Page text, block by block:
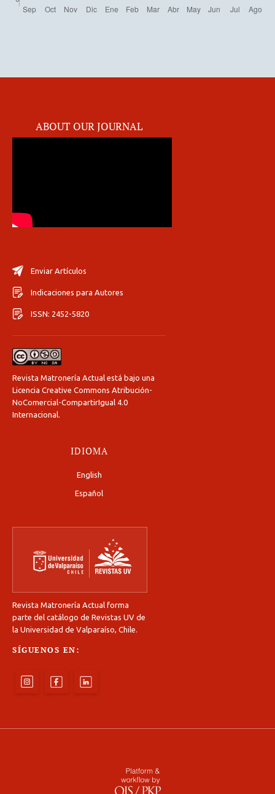
ABOUT OUR JOURNAL
Enviar Artículos
Indicaciones para Autores
ISSN: 2452-5820
Revista Matronería Actual está bajo una
Licencia Creative Commons Atribución-
NoComercial-CompartirIgual 4.0
Internacional.
IDIOMA
English
Español
Revista Matronería Actual forma
parte del catálogo de Revistas UV de
la Universidad de Valparaíso, Chile.
SÍGUENOS EN: